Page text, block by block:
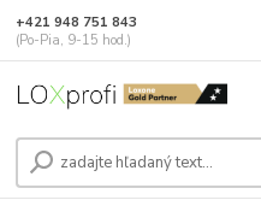
+421 948 751 843
(Po-Pia, 9-15 hod.)